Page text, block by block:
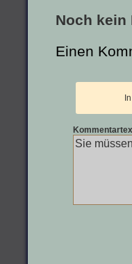
Noch kein
Einen